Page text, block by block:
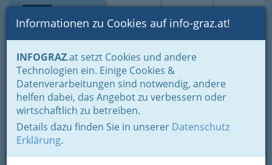
Suche Login Toggle
Informationen zu Cookies auf info-graz.at!
INFOGRAZ.at setzt Cookies und andere
Technologien ein. Einige Cookies &
Datenverarbeitungen sind notwendig, andere
helfen dabei, das Angebot zu verbessern oder
wirtschaftlich zu betreiben.
Details dazu finden Sie in unserer Datenschutz
Erklärung.
Home Branchen
Bauen - der Weg zum eigenen Haus
Diverses zum Thema - Bauen & Wohnen
EPG Vermögensverwaltungs
GmbH
Harter Straße 1, 8010 Graz
+43 316 262 267
+43 316 2622 67-13